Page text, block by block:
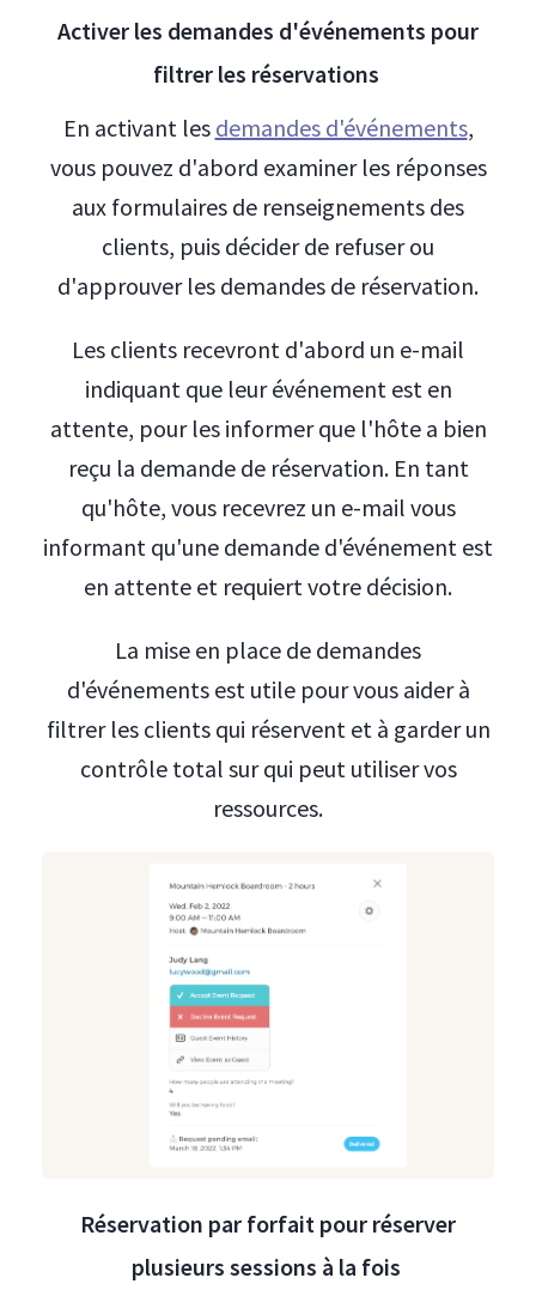
Activer les demandes d'événements pour
filtrer les réservations
En activant les demandes d'événements,
vous pouvez d'abord examiner les réponses
aux formulaires de renseignements des
clients, puis décider de refuser ou
d'approuver les demandes de réservation.
Les clients recevront d'abord un e-mail
indiquant que leur événement est en
attente, pour les informer que l'hôte a bien
reçu la demande de réservation. En tant
qu'hôte, vous recevrez un e-mail vous
informant qu'une demande d'événement est
en attente et requiert votre décision.
La mise en place de demandes
d'événements est utile pour vous aider à
filtrer les clients qui réservent et à garder un
contrôle total sur qui peut utiliser vos
ressources.
Réservation par forfait pour réserver
plusieurs sessions à la fois